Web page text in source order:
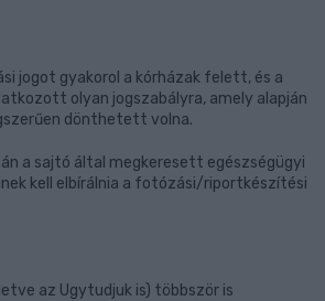
jogot gyakorol a kórházak felett, és a
olyan jogszabályra, amely alapján
dönthetett volna.
a sajtó által megkeresett egészségügyi
kell elbírálnia a fotózási/riportkészítési
az Ugytudjuk is) többször is